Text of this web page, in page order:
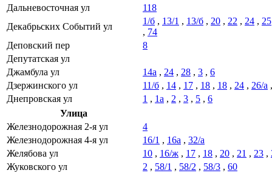
Дальневосточная ул
118
Декабрьских Событий ул
1/б , 13/1 , 13/б , 20 , 22 , 24 , 25
, 74
Деповский пер
8
Депутатская ул
Джамбула ул
14а , 24 , 28 , 3 , 6
Дзержинского ул
11/б , 14 , 17 , 18 , 18 , 24 , 26/а
Днепровская ул
1 , 1а , 2 , 3 , 5 , 6
Улица
Железнодорожная 2-я ул
4
Железнодорожная 4-я ул
16/1 , 16а , 32/а
Желябова ул
10 , 16/ж , 17 , 18 , 20 , 21 , 23 ,
Жуковского ул
2 , 58/1 , 58/2 , 58/3 , 60